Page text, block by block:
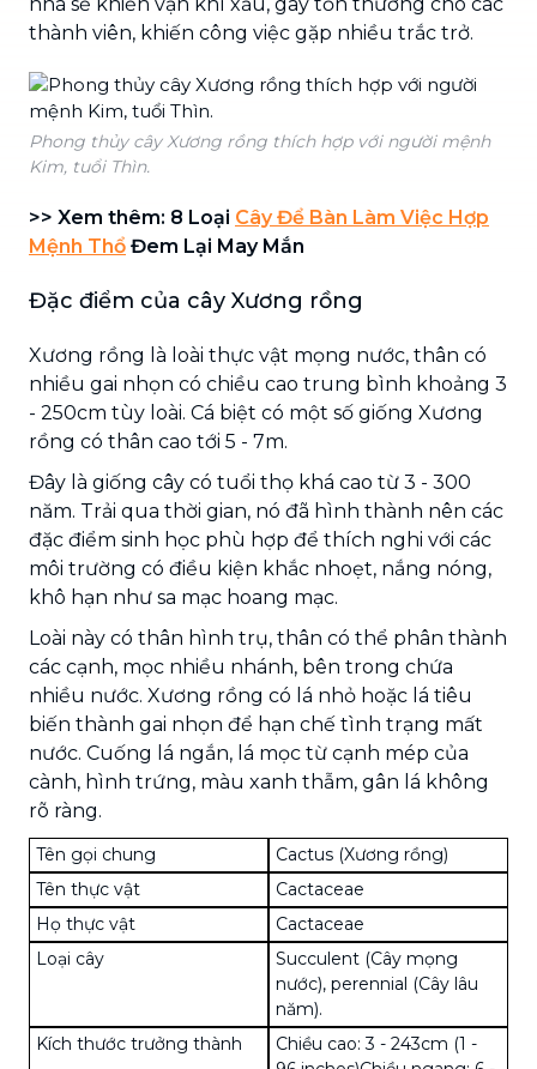
thành viên, khiến công việc gặp nhiều trắc trở.
Phong thủy cây Xương rồng thích hợp với người mệnh
Kim, tuổi Thìn.
>> Xem thêm: 8 Loại Cây Để Bàn Làm Việc Hợp
Mệnh Thổ Đem Lại May Mắn
Đặc điểm của cây Xương rồng
Xương rồng là loài thực vật mọng nước, thân có
nhiều gai nhọn có chiều cao trung bình khoảng 3
- 250cm tùy loài. Cá biệt có một số giống Xương
rồng có thân cao tới 5 - 7m.
Đây là giống cây có tuổi thọ khá cao từ 3 - 300
năm. Trải qua thời gian, nó đã hình thành nên các
đặc điểm sinh học phù hợp để thích nghi với các
môi trường có điều kiện khắc nhoẹt, nắng nóng,
khô hạn như sa mạc hoang mạc.
Loài này có thân hình trụ, thân có thể phân thành
các cạnh, mọc nhiều nhánh, bên trong chứa
nhiều nước. Xương rồng có lá nhỏ hoặc lá tiêu
biến thành gai nhọn để hạn chế tình trạng mất
nước. Cuống lá ngắn, lá mọc từ cạnh mép của
cành, hình trứng, màu xanh thẫm, gân lá không
rõ ràng.
Tên gọi chung
Cactus (Xương rồng)
Tên thực vật
Cactaceae
Họ thực vật
Cactaceae
Loại cây
Succulent (Cây mọng
nước), perennial (Cây lâu
năm).
Kích thước trưởng thành
Chiều cao: 3 - 243cm (1 -